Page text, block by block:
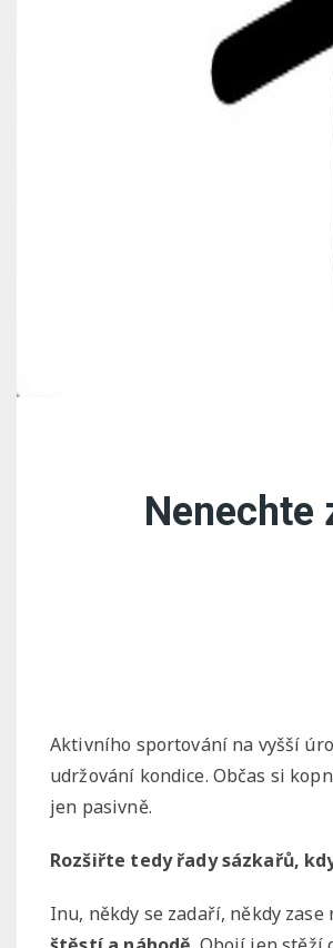
Nenechte
Aktivního sportování na vyšší
udržování kondice. Občas si
jen pasivně.
Rozšiřte tedy řady sázkařů,
Inu, někdy se zadaří, někdy